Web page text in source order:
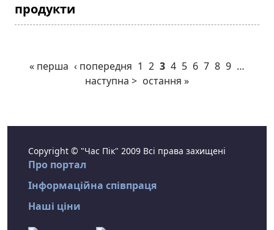
продукти
« перша ‹ попередня 1 2 3 4 5 6 7 8 9 …
наступна > остання »
Copyright © "Час Пік" 2009 Всі права захищені
Про портал
Інформаційна співпраця
Наші ціни